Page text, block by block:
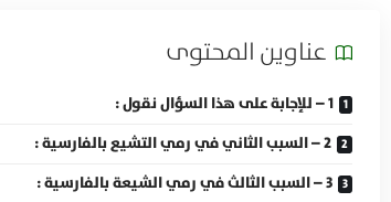
عناوين المحتوی
1 – للإجابة على هذا السؤال نقول :
2 – السبب الثاني في رمي التشيع بالفارسية :
3 – السبب الثالث في رمي الشيعة بالفارسية :